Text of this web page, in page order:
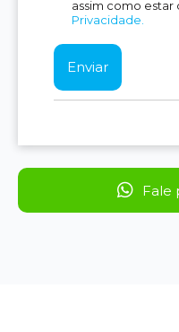
assim como
Privacidade.
Fale